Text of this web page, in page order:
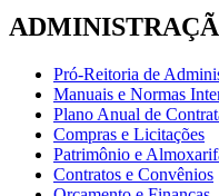
Pró-Reitoria de
Manuais e Normas
Plano Anual de
Compras e Licitações
Patrimônio e
Contratos e Convênios